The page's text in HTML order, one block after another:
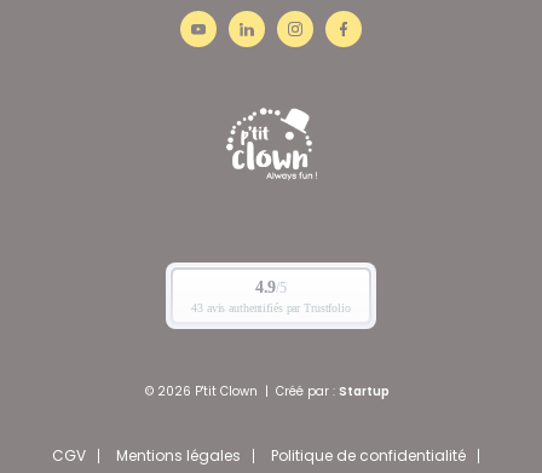
© 2026 P'tit Clown | Créé par : Startup
CGV Mentions légales Politique de confidentialité